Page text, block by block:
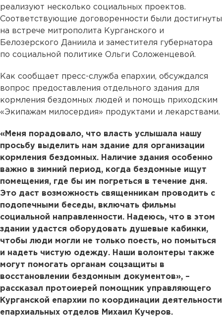
реализуют несколько социальных проектов.
Соответствующие договоренности были достигнуты
на встрече митрополита Курганского и
Белозерского Даниила и заместителя губернатора
по социальной политике Ольги Соложенцевой.
Как сообщает пресс-служба епархии, обсуждался
вопрос предоставления отдельного здания для
кормления бездомных людей и помощь приходским
«Экипажам милосердия» продуктами и лекарствами.
«Меня порадовало, что власть услышала нашу
просьбу выделить нам здание для организации
кормления бездомных. Наличие здания особенно
важно в зимний период, когда бездомные ищут
помещения, где бы им погреться в течение дня.
Это даст возможность священникам проводить с
подопечными беседы, включать фильмы
социальной направленности. Надеюсь, что в этом
здании удастся оборудовать душевые кабинки,
чтобы люди могли не только поесть, но помыться
и надеть чистую одежду. Наши волонтеры также
могут помогать органам соцзащиты в
восстановлении бездомным документов», –
рассказал протоиерей помощник управляющего
Курганской епархии по координации деятельности
епархиальных отделов Михаил Кучеров.